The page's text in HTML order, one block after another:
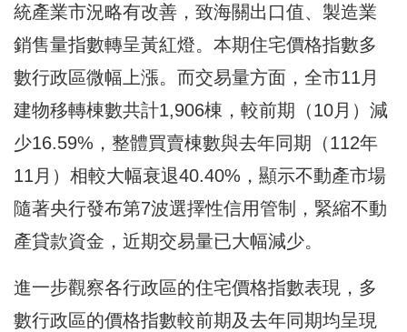
統產業市況略有改善，致海關出口值、製造業
銷售量指數轉呈黃紅燈。本期住宅價格指數多
數行政區微幅上漲。而交易量方面，全市11月
建物移轉棟數共計1,906棟，較前期（10月）減
少16.59%，整體買賣棟數與去年同期（112年
11月）相較大幅衰退40.40%，顯示不動產市場
隨著央行發布第7波選擇性信用管制，緊縮不動
產貸款資金，近期交易量已大幅減少。
進一步觀察各行政區的住宅價格指數表現，多
數行政區的價格指數較前期及去年同期均呈現